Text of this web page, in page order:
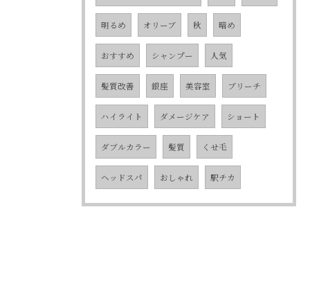
明るめ オリーブ 秋 暗め
おすすめ シャンプー 人気
髪質改善 銀座 美容室 ブリーチ
ハイライト ダメージケア ショート
ダブルカラー 髪質 くせ毛
ヘッドスパ おしゃれ 駅チカ